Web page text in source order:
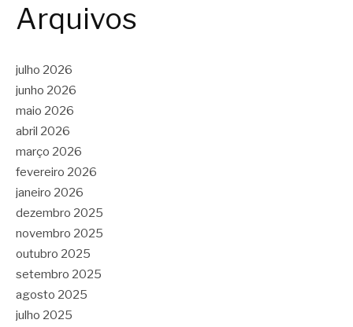
Arquivos
julho 2026
junho 2026
maio 2026
abril 2026
março 2026
fevereiro 2026
janeiro 2026
dezembro 2025
novembro 2025
outubro 2025
setembro 2025
agosto 2025
julho 2025